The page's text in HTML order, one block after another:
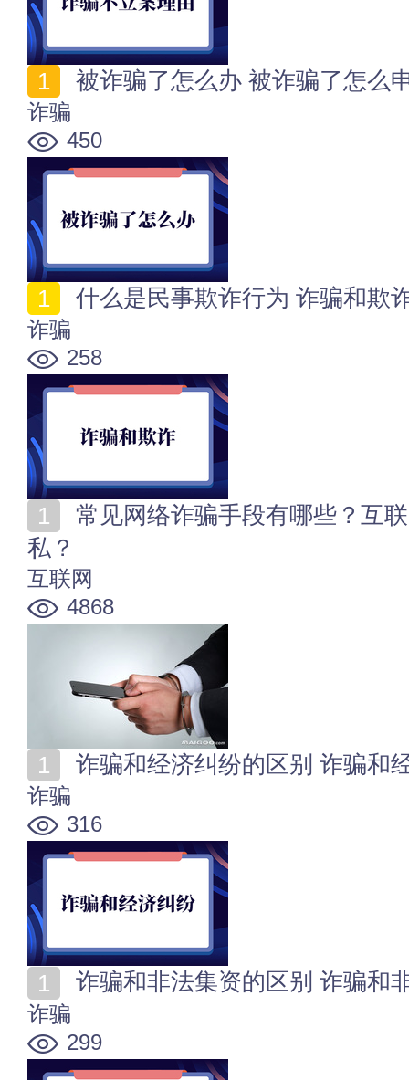
被诈骗了怎么办 被诈骗了怎么
诈骗
450
什么是民事欺诈行为 诈骗和欺
诈骗
258
私？
互联网
4868
诈骗和经济纠纷的区别 诈骗和
诈骗
316
诈骗和非法集资的区别 诈骗和
诈骗
299